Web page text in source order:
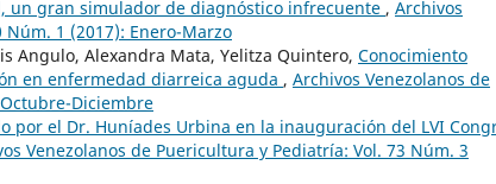
un gran simulador de diagnóstico infrecuente , Archivos
1 (2017): Enero-Marzo
Angulo, Alexandra Mata, Yelitza Quintero, Conocimiento
en enfermedad diarreica aguda , Archivos Venezolanos de
Diciembre
por el Dr. Huníades Urbina en la inauguración del LVI
Venezolanos de Puericultura y Pediatría: Vol. 73 Núm. 3